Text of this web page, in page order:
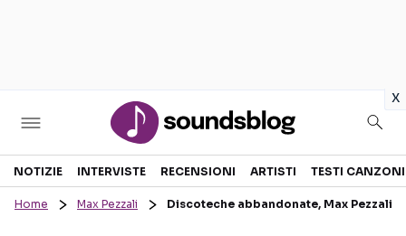
x
Sezioni
NOTIZIE INTERVISTE RECENSIONI ARTISTI TESTI CANZONI
Home Max Pezzali Discoteche abbandonate, Max Pezzali: